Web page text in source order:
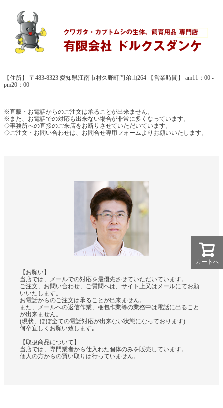
【住所】 〒483-8323 愛知県江南市村久野町門弟山264 【営業時間】 am11：00 -
pm20：00
※直販・お電話からのご注文は承ることが出来ません。
※また、お電話での対応も出来ない場合が非常に多くなっています。
◇事務所への直接のご来店をお断りさせていただいています。
◇ご注文・お問い合わせは、お問合せ専用フォームよりお願いいたします。
【お願い】
当店では、メールでの対応を最優先させていただいています。
ご注文、お問い合わせ、ご質問へは、サイト上又はメールにてお願
いいたします。
お電話からのご注文は承ることが出来ません。
また、メールへの返信作業、梱包作業等の業務中は電話に出ること
が出来ません。
(現状、ほぼ全ての電話対応が出来ない状態になっております)
何卒宜しくお願い致します｡
【取扱商品について】
当店では、専門業者から仕入れた個体のみを販売しています。
個人の方からの買い取りは行っていません。
カートへ